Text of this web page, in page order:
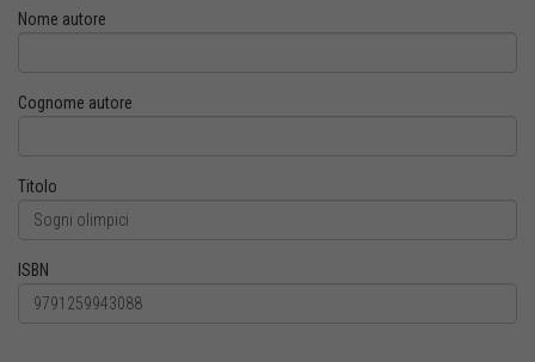
Nome autore
Cognome autore
Titolo
ISBN